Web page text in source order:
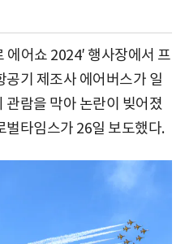
어쇼 2024′ 행사장에서 프
기 제조사 에어버스가 일
관람을 막아 논란이 빚어졌
벌타임스가 26일 보도했다.